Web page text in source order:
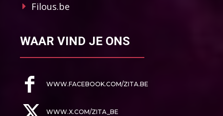
Filous.be
WAAR VIND JE ONS
WWW.FACEBOOK.COM/ZITA.BE
WWW.X.COM/ZITA_BE